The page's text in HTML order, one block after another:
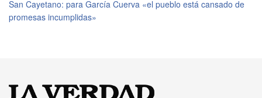
San Cayetano: para García Cuerva «el pueblo está cansado de
promesas incumplidas»